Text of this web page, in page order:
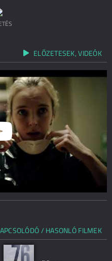
ELŐZETESEK, VIDEÓK
/ HASONLÓ FILMEK